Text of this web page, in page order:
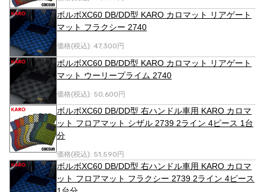
ボルボXC60 DB/DD型 KARO カロマット リアゲート
マット フラクシー 2740
価格(税込): 47,300円
ボルボXC60 DB/DD型 KARO カロマット リアゲート
マット ウーリープライム 2740
価格(税込): 50,600円
ボルボXC60 DB/DD型 右ハンドル車用 KARO カロマ
ット フロアマット シザル 2739 2ライン 4ピース 1台
分
価格(税込): 51,590円
ボルボXC60 DB/DD型 右ハンドル車用 KARO カロマ
ット フロアマット フラクシー 2739 2ライン 4ピース